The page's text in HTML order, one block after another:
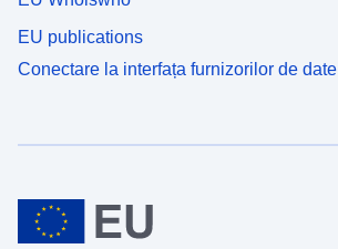
EU publications
Conectare la interfața furnizorilor de date